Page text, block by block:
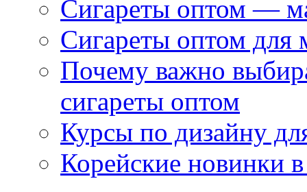
Сигареты оптом —
Сигареты оптом для
Почему важно
сигареты оптом
Курсы по дизайну
Корейские новинки